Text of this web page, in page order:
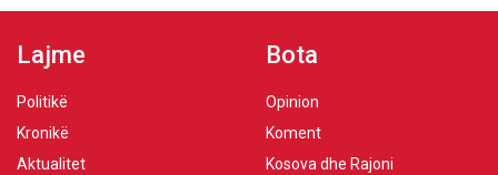
Lajme
Politikë
Kronikë
Aktualitet
Bota
Opinion
Koment
Kosova dhe Rajoni